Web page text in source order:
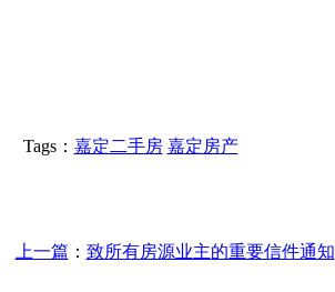
Tags： 嘉定二手房 嘉定房产
上一篇 ： 致所有房源业主的重要信件通知